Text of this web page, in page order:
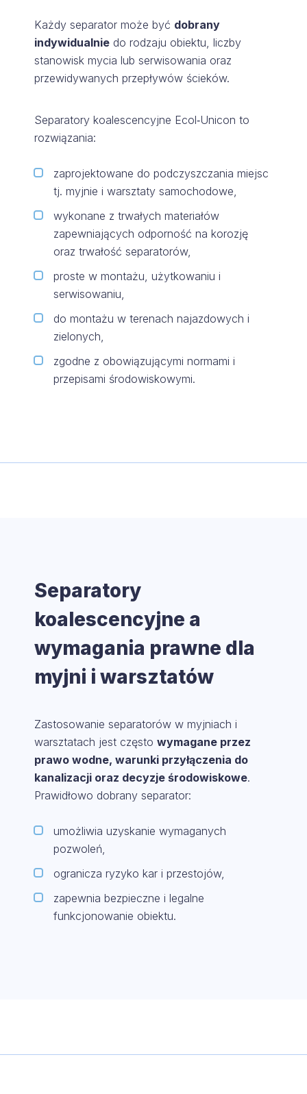
Każdy separator może być dobrany
indywidualnie do rodzaju obiektu, liczby
stanowisk mycia lub serwisowania oraz
przewidywanych przepływów ścieków.
Separatory koalescencyjne Ecol‑Unicon to
rozwiązania:
zaprojektowane do podczyszczania miejsc
tj. myjnie i warsztaty samochodowe,
wykonane z trwałych materiałów
zapewniających odporność na korozję
oraz trwałość separatorów,
proste w montażu, użytkowaniu i
serwisowaniu,
do montażu w terenach najazdowych i
zielonych,
zgodne z obowiązującymi normami i
przepisami środowiskowymi.
Separatory
koalescencyjne a
wymagania prawne dla
myjni i warsztatów
Zastosowanie separatorów w myjniach i
warsztatach jest często wymagane przez
prawo wodne, warunki przyłączenia do
kanalizacji oraz decyzje środowiskowe.
Prawidłowo dobrany separator:
umożliwia uzyskanie wymaganych
pozwoleń,
ogranicza ryzyko kar i przestojów,
zapewnia bezpieczne i legalne
funkcjonowanie obiektu.